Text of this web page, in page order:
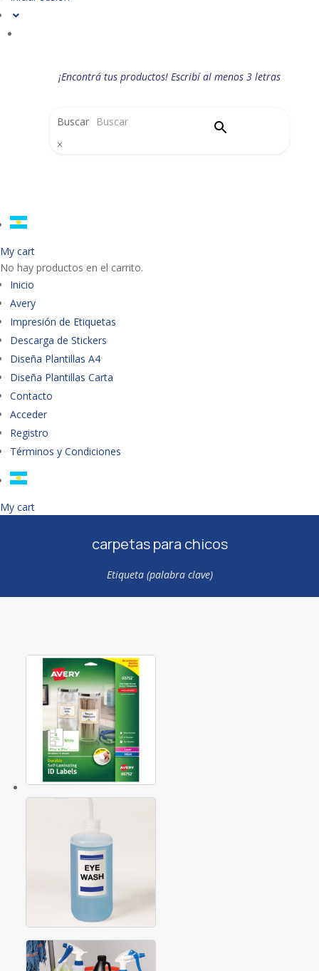
¡Encontrá tus productos! Escribí al menos 3 letras
Buscar
×
My cart
No hay productos en el carrito.
Inicio
Avery
Impresión de Etiquetas
Descarga de Stickers
Diseña Plantillas A4
Diseña Plantillas Carta
Contacto
Acceder
Registro
Términos y Condiciones
My cart
carpetas para chicos
Etiqueta (palabra clave)